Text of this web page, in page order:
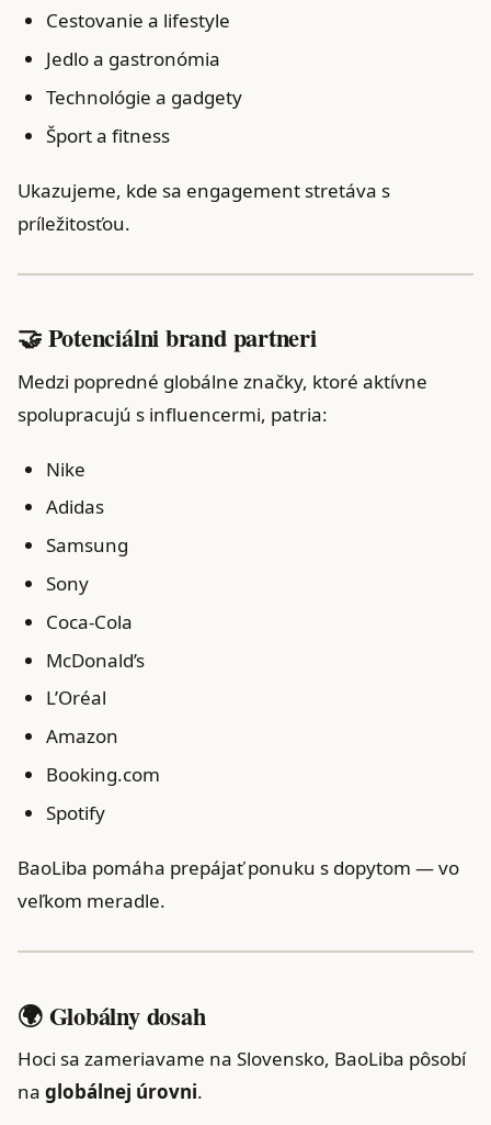
Cestovanie a lifestyle
Jedlo a gastronómia
Technológie a gadgety
Šport a fitness
Ukazujeme, kde sa engagement stretáva s
príležitosťou.
🤝 Potenciálni brand partneri
Medzi popredné globálne značky, ktoré aktívne
spolupracujú s influencermi, patria:
Nike
Adidas
Samsung
Sony
Coca-Cola
McDonald’s
L’Oréal
Amazon
Booking.com
Spotify
BaoLiba pomáha prepájať ponuku s dopytom — vo
veľkom meradle.
🌍 Globálny dosah
Hoci sa zameriavame na Slovensko, BaoLiba pôsobí
na globálnej úrovni.